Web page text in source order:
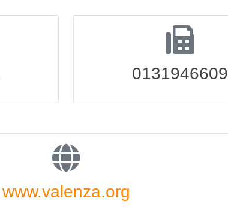
0131946609
www.valenza.org